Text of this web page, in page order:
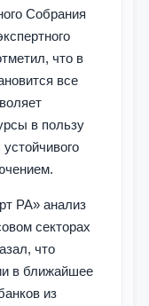
Собрания
что в
все
в пользу
РА» анализ
секторах
что
в ближайшее
из